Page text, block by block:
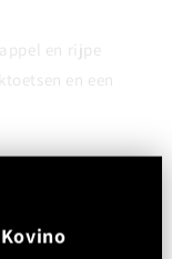
en rijpe
en een